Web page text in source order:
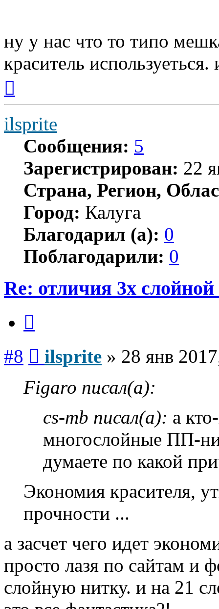
ну у нас что то типо
краситель
началу
ilsprite
Сообщения: 5
Зарегистрирован: 22
Страна, Регион,
Город: Калуга
Благодарил (а): 0
Поблагодарили: 0
Re: отличия 3х
#8 ilsprite » 28 янв
Figaro писал(а):
cs-mb писал(а): а
многослойные ПП-
думаете по какой
Экономия красителя,
прочности ...
а засчет чего идет
просто лазя по сайтам и
слойную нитку. и на 21